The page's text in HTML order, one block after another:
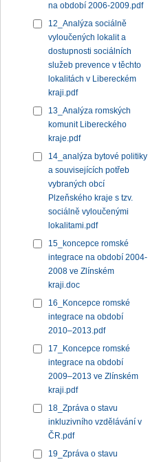
na období 2006-2009.pdf
12_Analýza sociálně
vyloučených lokalit a
dostupnosti sociálních
služeb prevence v těchto
lokalitách v Libereckém
kraji.pdf
13_Analýza romských
komunit Libereckého
kraje.pdf
14_analýza bytové politiky
a souvisejících potřeb
vybraných obcí
Plzeňského kraje s tzv.
sociálně vyloučenými
lokalitami.pdf
15_koncepce romské
integrace na období 2004-
2008 ve Zlínském
kraji.doc
16_Koncepce romské
integrace na období
2010–2013.pdf
17_Koncepce romské
integrace na období
2009–2013 ve Zlínském
kraji.pdf
18_Zpráva o stavu
inkluzivního vzdělávání v
ČR.pdf
19_Zpráva o stavu